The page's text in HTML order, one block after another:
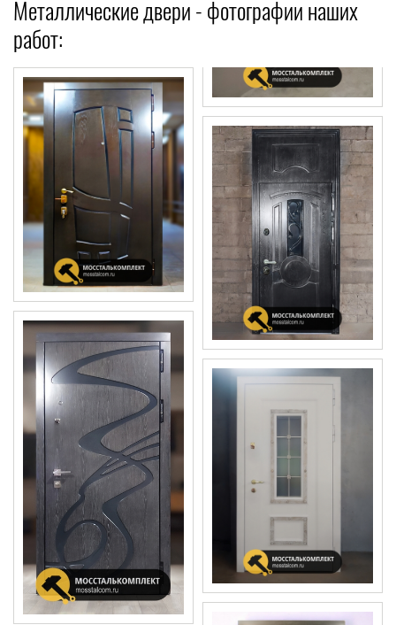
Металлические двери - фотографии наших
работ: